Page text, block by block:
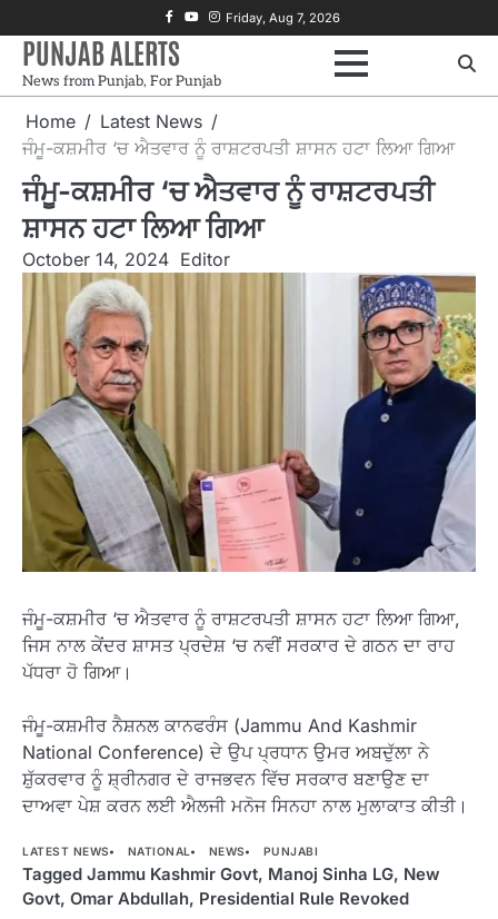
to
content
Facebook
Youtube
Instagram
Friday, Aug 7, 2026
PUNJAB ALERTS
News from Punjab, For Punjab
Home
Latest News
ਜੰਮੂ-ਕਸ਼ਮੀਰ ‘ਚ ਐਤਵਾਰ ਨੂੰ ਰਾਸ਼ਟਰਪਤੀ ਸ਼ਾਸਨ ਹਟਾ ਲਿਆ ਗਿਆ
ਜੰਮੂ-ਕਸ਼ਮੀਰ ‘ਚ ਐਤਵਾਰ ਨੂੰ ਰਾਸ਼ਟਰਪਤੀ
ਸ਼ਾਸਨ ਹਟਾ ਲਿਆ ਗਿਆ
October 14, 2024 Editor
ਜੰਮੂ-ਕਸ਼ਮੀਰ ‘ਚ ਐਤਵਾਰ ਨੂੰ ਰਾਸ਼ਟਰਪਤੀ ਸ਼ਾਸਨ ਹਟਾ ਲਿਆ ਗਿਆ,
ਜਿਸ ਨਾਲ ਕੇਂਦਰ ਸ਼ਾਸਤ ਪ੍ਰਦੇਸ਼ ‘ਚ ਨਵੀਂ ਸਰਕਾਰ ਦੇ ਗਠਨ ਦਾ ਰਾਹ
ਪੱਧਰਾ ਹੋ ਗਿਆ।
ਜੰਮੂ-ਕਸ਼ਮੀਰ ਨੈਸ਼ਨਲ ਕਾਨਫਰੰਸ (Jammu And Kashmir
National Conference) ਦੇ ਉਪ ਪ੍ਰਧਾਨ ਉਮਰ ਅਬਦੁੱਲਾ ਨੇ
ਸ਼ੁੱਕਰਵਾਰ ਨੂੰ ਸ਼੍ਰੀਨਗਰ ਦੇ ਰਾਜਭਵਨ ਵਿੱਚ ਸਰਕਾਰ ਬਣਾਉਣ ਦਾ
ਦਾਅਵਾ ਪੇਸ਼ ਕਰਨ ਲਈ ਐਲਜੀ ਮਨੋਜ ਸਿਨਹਾ ਨਾਲ ਮੁਲਾਕਾਤ ਕੀਤੀ।
LATEST NEWS NATIONAL NEWS PUNJABI
Tagged Jammu Kashmir Govt, Manoj Sinha LG, New
Govt, Omar Abdullah, Presidential Rule Revoked